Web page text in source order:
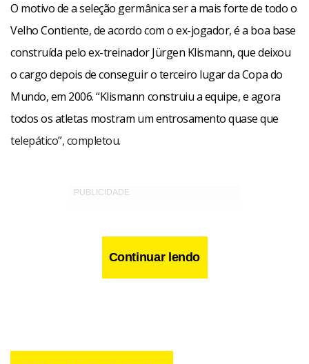
O motivo de a seleção germânica ser a mais forte de todo o
Velho Contiente, de acordo com o ex-jogador, é a boa base
construída pelo ex-treinador Jürgen Klismann, que deixou
o cargo depois de conseguir o terceiro lugar da Copa do
Mundo, em 2006. “Klismann construiu a equipe, e agora
todos os atletas mostram um entrosamento quase que
telepático”, completou.
Continuar lendo